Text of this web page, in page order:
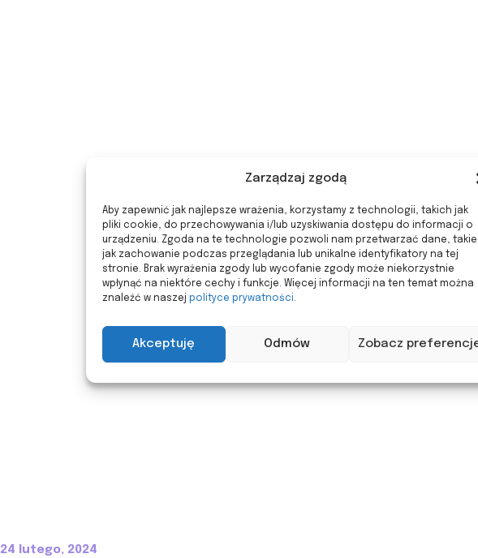
Zarządzaj zgodą
Aby zapewnić jak najlepsze wrażenia, korzystamy z technologii, takich jak
pliki cookie, do przechowywania i/lub uzyskiwania dostępu do informacji o
urządzeniu. Zgoda na te technologie pozwoli nam przetwarzać dane, takie
jak zachowanie podczas przeglądania lub unikalne identyfikatory na tej
stronie. Brak wyrażenia zgody lub wycofanie zgody może niekorzystnie
wpłynąć na niektóre cechy i funkcje. Więcej informacji na ten temat można
znaleźć w naszej polityce prywatności.
Akceptuję Odmów Zobacz
24 lutego, 2024